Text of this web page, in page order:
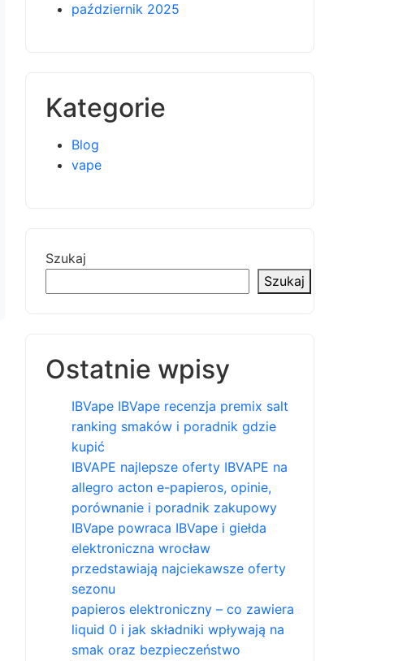
październik 2025
Kategorie
Blog
vape
Szukaj
Szukaj
Ostatnie wpisy
IBVape IBVape recenzja premix salt
ranking smaków i poradnik gdzie
kupić
IBVAPE najlepsze oferty IBVAPE na
allegro acton e-papieros, opinie,
porównanie i poradnik zakupowy
IBVape powraca IBVape i giełda
elektroniczna wrocław
przedstawiają najciekawsze oferty
sezonu
papieros elektroniczny – co zawiera
liquid 0 i jak składniki wpływają na
smak oraz bezpieczeństwo